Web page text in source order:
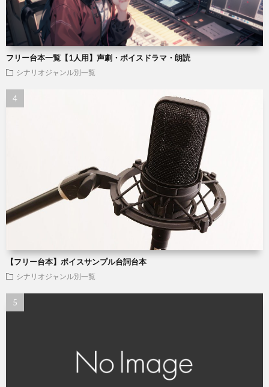
フリー台本一覧【1人用】声劇・ボイスドラマ・朗読
シナリオジャンル別一覧
【フリー台本】ボイスサンプル台詞台本
シナリオジャンル別一覧